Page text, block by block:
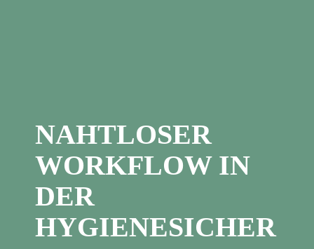
NAHTLOSER
WORKFLOW IN
DER
HYGIENESICHER